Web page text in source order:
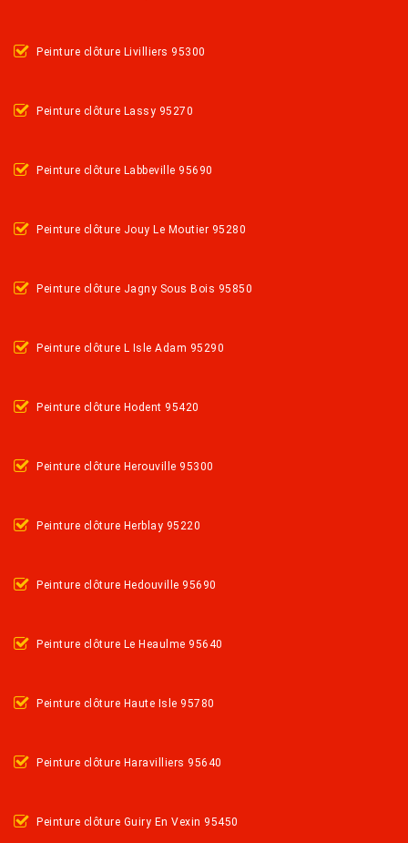
Peinture clôture Livilliers 95300
Peinture clôture Lassy 95270
Peinture clôture Labbeville 95690
Peinture clôture Jouy Le Moutier 95280
Peinture clôture Jagny Sous Bois 95850
Peinture clôture L Isle Adam 95290
Peinture clôture Hodent 95420
Peinture clôture Herouville 95300
Peinture clôture Herblay 95220
Peinture clôture Hedouville 95690
Peinture clôture Le Heaulme 95640
Peinture clôture Haute Isle 95780
Peinture clôture Haravilliers 95640
Peinture clôture Guiry En Vexin 95450